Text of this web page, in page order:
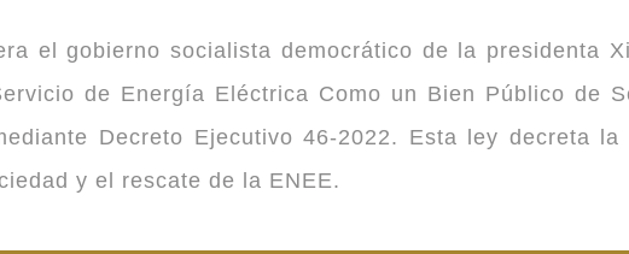
el gobierno socialista democrático de la presidenta
de Energía Eléctrica Como un Bien Público de
Decreto Ejecutivo 46-2022. Esta ley decreta
y el rescate de la ENEE.